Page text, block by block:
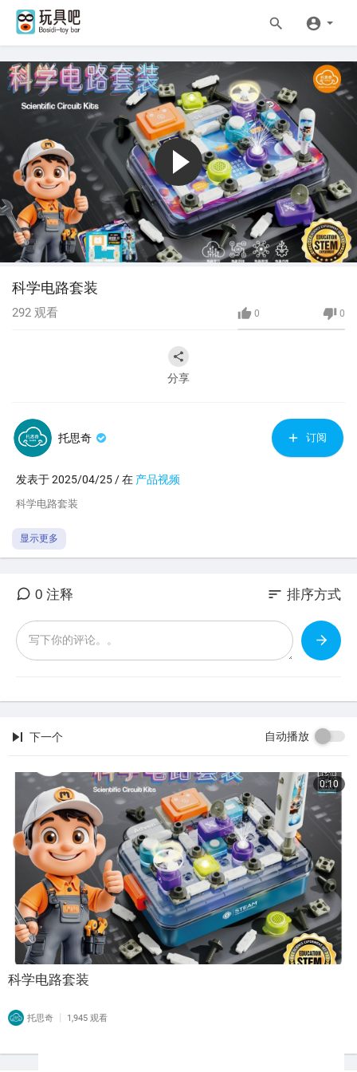
科学电路套装
0 0
292 观看
分享
托思奇 订阅
发表于 2025/04/25 / 在 产品视频
⁣科学电路套装
显示更多
0 注释 sort 排序方式
下一个 自动播放
0:10
科学电路套装
托思奇 | 1,945 观看